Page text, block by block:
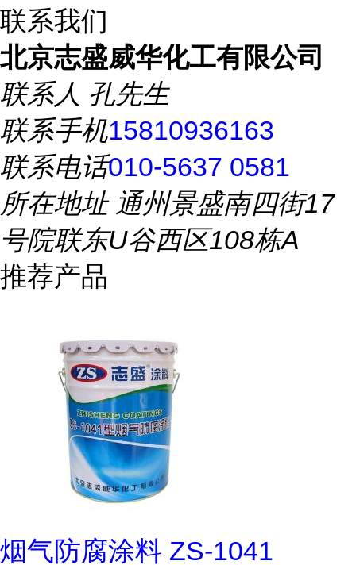
联系我们
北京志盛威华化工有限公司
联系人 孔先生
联系手机15810936163
联系电话010-5637 0581
所在地址通州景盛南四街17
号院联东U谷西区108栋A
推荐产品
烟气防腐涂料 ZS-1041